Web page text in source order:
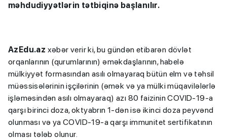
məhdudiyyətlərin tətbiqinə başlanılır.
AzEdu.az xəbər verir ki, bu gündən etibarən dövlət
orqanlarının (qurumlarının) əməkdaşlarının, habelə
mülkiyyət formasından asılı olmayaraq bütün elm və təhsil
müəssisələrinin işçilərinin (əmək və ya mülki müqavilələrlə
işləməsindən asılı olmayaraq) azı 80 faizinin COVID-19-a
qarşı birinci doza, oktyabrın 1-dən isə ikinci doza peyvənd
olunması və ya COVID-19-a qarşı immunitet sertifikatının
olması tələb olunur.